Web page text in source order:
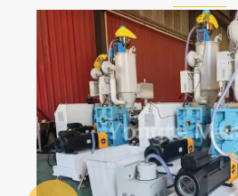
Yongte Extruder विद्युतीय
गुणस्तर र डिजाइन अनुकूलित
थप हेर्नुहोस् >>